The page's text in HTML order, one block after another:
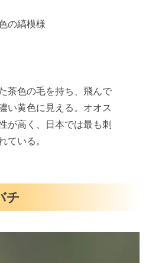
の縞模様
茶色の毛を持ち、飛んで
い黄色に見える。オオス
が高く、日本では最も刺
ている。
チ